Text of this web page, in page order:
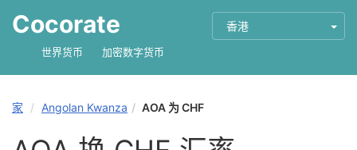
Cocorate 香港
世界货币 加密数字货币
家 Angolan Kwanza AOA 为 CHF